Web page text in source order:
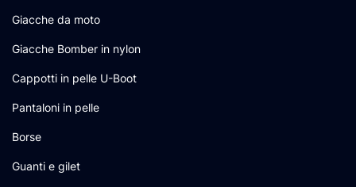
Giacche da moto
Giacche Bomber in nylon
Cappotti in pelle U-Boot
Pantaloni in pelle
Borse
Guanti e gilet